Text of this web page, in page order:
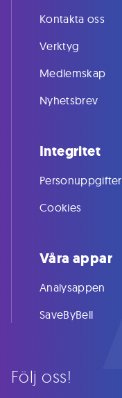
Följ oss!
Kontakta oss
Verktyg
Medlemskap
Nyhetsbrev
Integritet
Personuppgifter
Cookies
Våra appar
Analysappen
SaveByBell